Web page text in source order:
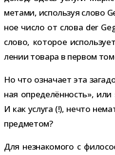
ме­тами, исполь­зуя слово
ное число от слова der
слово, кото­рое
ле­нии товара в пер­вом
Но что озна­чает эта
ная опре­де­лён­ность»,
И как услуга (!), нечто
предметом?
Для незна­ко­мого с